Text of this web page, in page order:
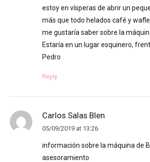
estoy en vísperas de abrir un
más que todo helados café y
me gustaría saber sobre la
Estaría en un lugar esquinero,
Pedro
Reply
Carlos Salas Blen
05/09/2019 at 13:26
información sobre la máquina de
asesoramiento